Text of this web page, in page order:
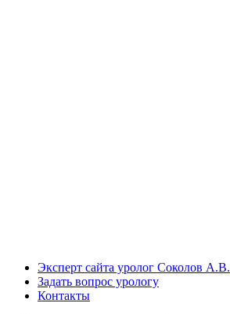
Эксперт сайта уролог Соколов А.В.
Задать вопрос урологу
Контакты